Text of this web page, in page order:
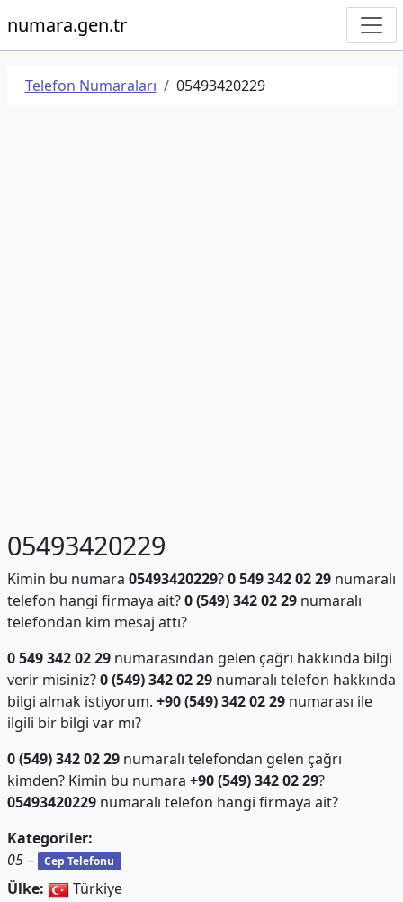
numara.gen.tr
Telefon Numaraları 05493420229
05493420229
Kimin bu numara 05493420229?0 549 342 02 29numaralı
telefon hangi firmaya ait?0 (549) 342 02 29numaralı
telefondan kim mesaj attı?
0 549 342 02 29numarasından gelen çağrı hakkında bilgi
verir misiniz?0 (549) 342 02 29numaralı telefon hakkında
bilgi almak istiyorum. +90 (549) 342 02 29numarası ile
ilgili bir bilgi var mı?
0 (549) 342 02 29numaralı telefondan gelen çağrı
kimden? Kimin bu numara +90 (549) 342 02 29?
05493420229numaralı telefon hangi firmaya ait?
Kategoriler:
05– Cep Telefonu
Ülke:
Türkiye